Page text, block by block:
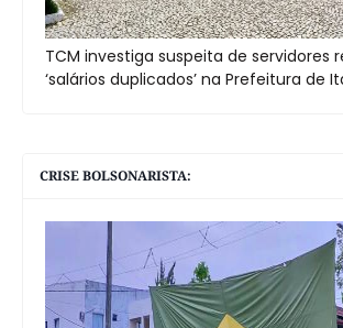
TCM investiga suspeita de servidores
‘salários duplicados’ na Prefeitura de
CRISE BOLSONARISTA: